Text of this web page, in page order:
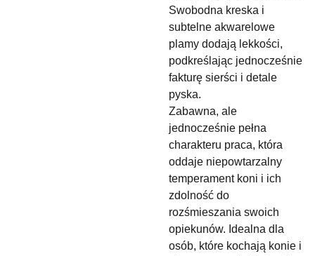
Swobodna kreska i
subtelne akwarelowe
plamy dodają lekkości,
podkreślając jednocześnie
fakturę sierści i detale
pyska.
Zabawna, ale
jednocześnie pełna
charakteru praca, która
oddaje niepowtarzalny
temperament koni i ich
zdolność do
rozśmieszania swoich
opiekunów. Idealna dla
osób, które kochają konie i